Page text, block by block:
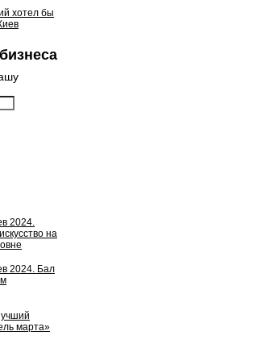
хотел бы
2024.
на
2024. Бал
марта»